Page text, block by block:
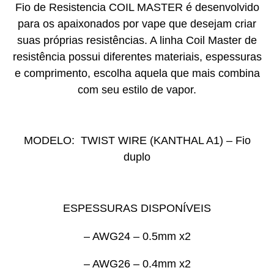
Fio de Resistencia COIL MASTER é desenvolvido
para os apaixonados por vape que desejam criar
suas próprias resistências. A linha Coil Master de
resistência possui diferentes materiais, espessuras
e comprimento, escolha aquela que mais combina
com seu estilo de vapor.
MODELO: TWIST WIRE (KANTHAL A1) – Fio
duplo
ESPESSURAS DISPONÍVEIS
– AWG24 – 0.5mm x2
– AWG26 – 0.4mm x2